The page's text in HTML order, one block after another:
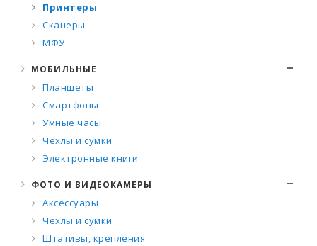
Принтеры
Сканеры
МФУ
МОБИЛЬНЫЕ
Планшеты
Смартфоны
Умные часы
Чехлы и сумки
Электронные книги
ФОТО И ВИДЕОКАМЕРЫ
Аксессуары
Чехлы и сумки
Штативы, крепления